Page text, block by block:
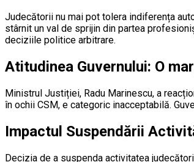
Judecătorii nu mai pot tolera indiferența
stârnit un val de sprijin din partea
deciziile politice arbitrare.
Atitudinea Guvernului: O
Ministrul Justiției, Radu Marinescu, a
în ochii CSM, e categoric inacceptabilă.
Impactul Suspendării
Decizia de a suspenda activitatea